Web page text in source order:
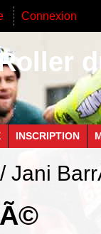
Connexion
INSCRIPTION
/ Jani